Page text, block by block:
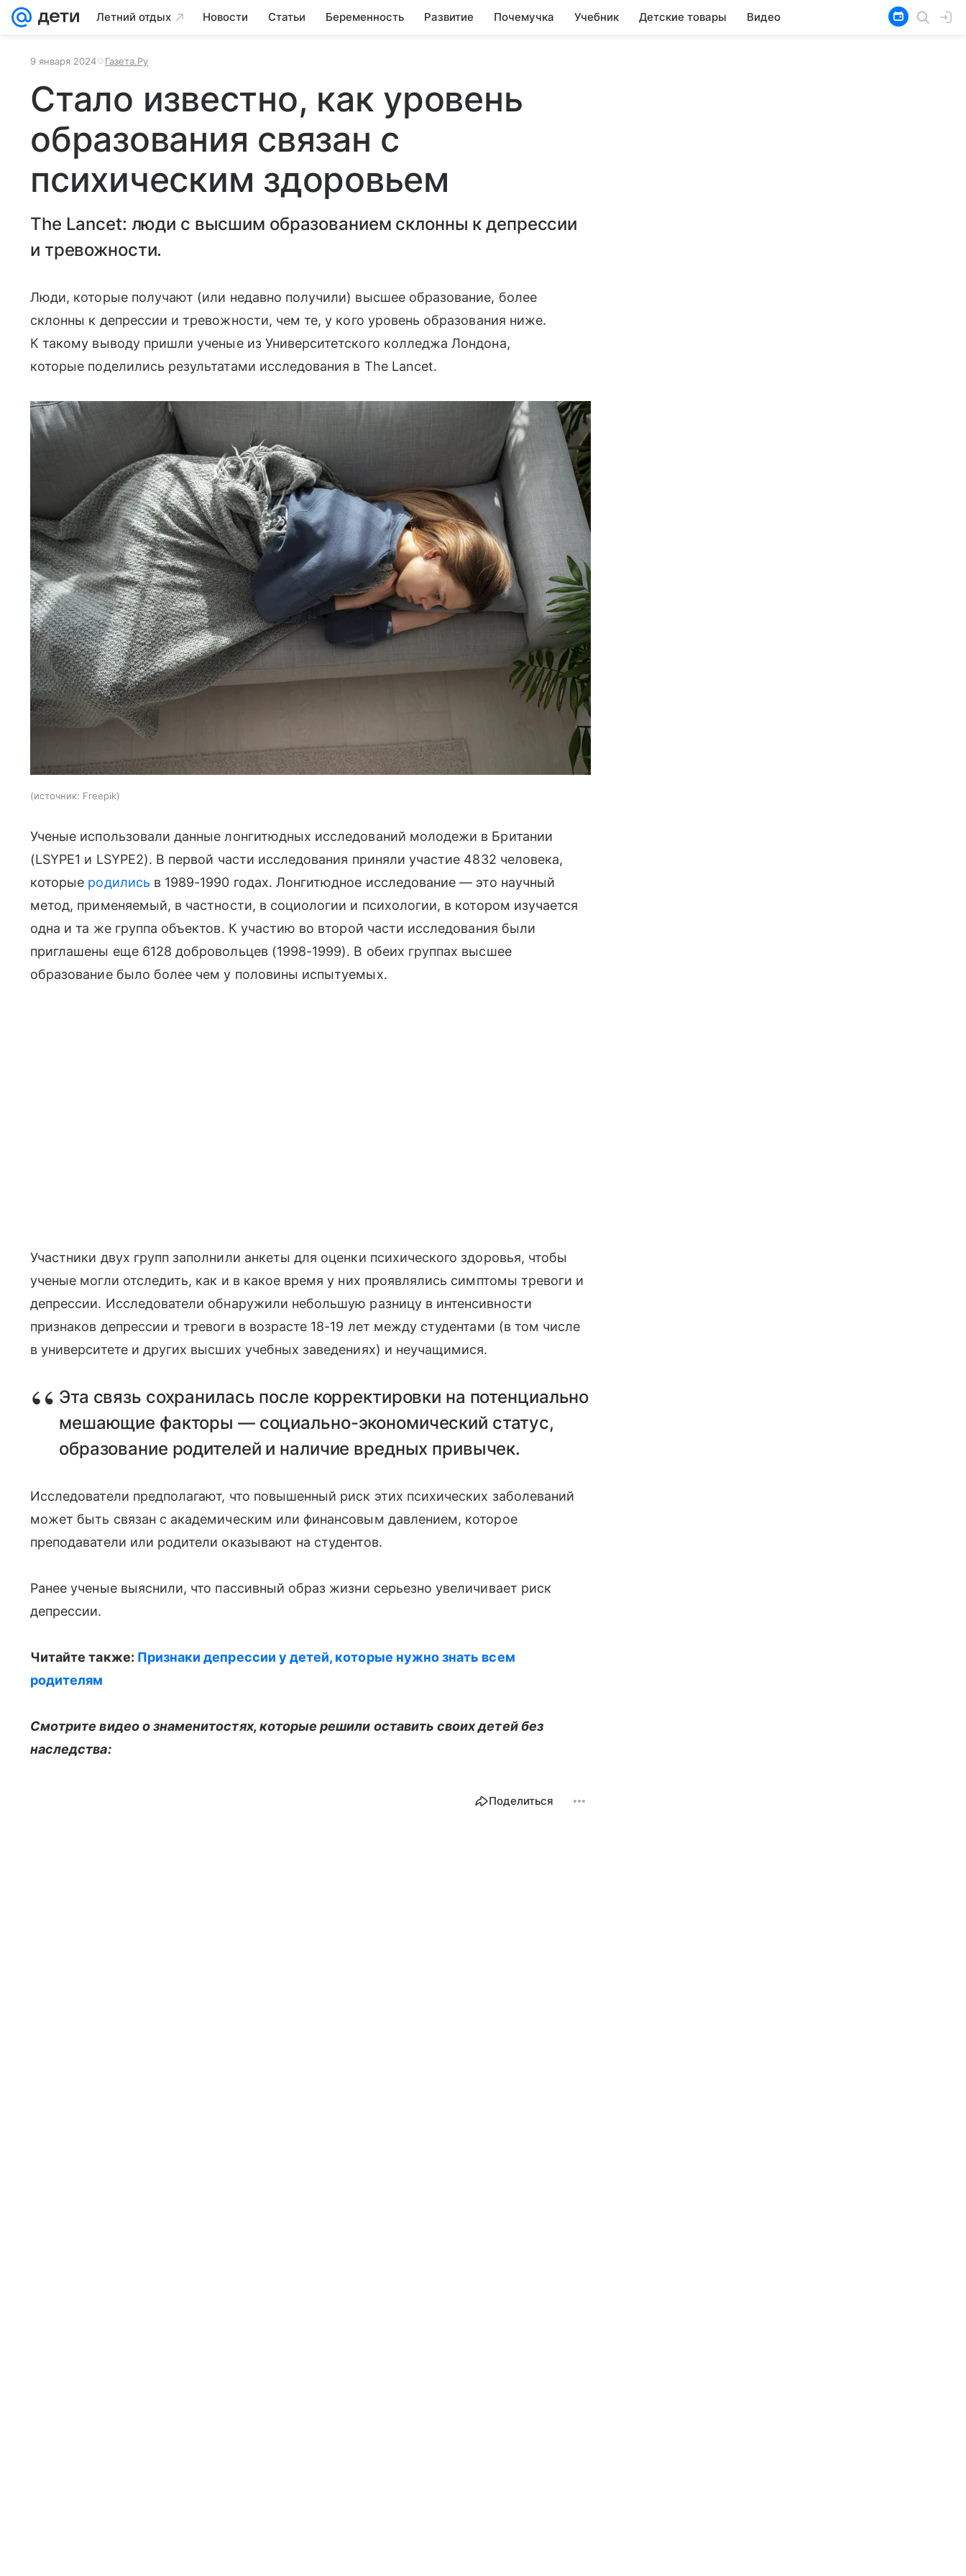
Летний отдых Новости Статьи Беременность Развитие Почемучка Учебник Детские товары Видео
9 января 2024 Газета.Ру
Стало известно, как уровень
образования связан с
психическим здоровьем
The Lancet: люди с высшим образованием склонны к депрессии
и тревожности.
Люди, которые получают (или недавно получили) высшее образование, более
склонны к депрессии и тревожности, чем те, у кого уровень образования ниже.
К такому выводу пришли ученые из Университетского колледжа Лондона,
которые поделились результатами исследования в The Lancet.
источник: Freepik
Ученые использовали данные лонгитюдных исследований молодежи в Британии
(LSYPE1 и LSYPE2). В первой части исследования приняли участие 4832 человека,
которые родились в 1989-1990 годах. Лонгитюдное исследование — это научный
метод, применяемый, в частности, в социологии и психологии, в котором изучается
одна и та же группа объектов. К участию во второй части исследования были
приглашены еще 6128 добровольцев (1998-1999). В обеих группах высшее
образование было более чем у половины испытуемых.
Участники двух групп заполнили анкеты для оценки психического здоровья, чтобы
ученые могли отследить, как и в какое время у них проявлялись симптомы тревоги и
депрессии. Исследователи обнаружили небольшую разницу в интенсивности
признаков депрессии и тревоги в возрасте 18-19 лет между студентами (в том числе
в университете и других высших учебных заведениях) и неучащимися.
Эта связь сохранилась после корректировки на потенциально
мешающие факторы — социально-экономический статус,
образование родителей и наличие вредных привычек.
Исследователи предполагают, что повышенный риск этих психических заболеваний
может быть связан с академическим или финансовым давлением, которое
преподаватели или родители оказывают на студентов.
Ранее ученые выяснили, что пассивный образ жизни серьезно увеличивает риск
депрессии.
Читайте также: Признаки депрессии у детей, которые нужно знать всем
родителям
Смотрите видео о знаменитостях, которые решили оставить своих детей без
наследства:
Поделиться